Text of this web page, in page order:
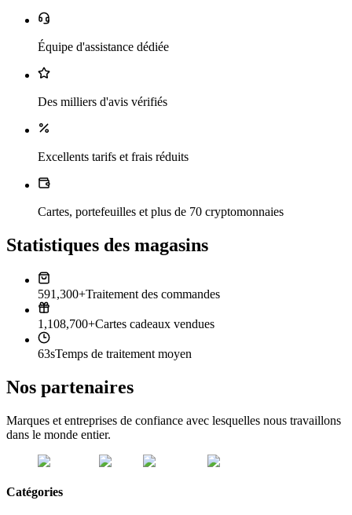
Équipe d'assistance dédiée
Des milliers d'avis vérifiés
Excellents tarifs et frais réduits
Cartes, portefeuilles et plus de 70 cryptomonnaies
Statistiques des magasins
591,300+Traitement des commandes
1,108,700+Cartes cadeaux vendues
63sTemps de traitement moyen
Nos partenaires
Marques et entreprises de confiance avec lesquelles nous travaillons
dans le monde entier.
Catégories